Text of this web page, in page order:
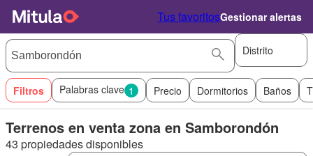
Tus favoritosGestionar alertas
Distrito
Filtros Palabras clave 1 Precio Dormitorios Baños
Terrenos en venta zona en Samborondón
43 propiedades disponibles